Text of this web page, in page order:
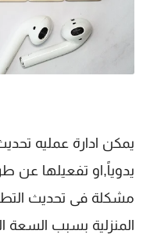
يمكن ادارة عمليه
يدوياً,او تفعيلها عن
مشكلة فى تحديث
المنزلية بسبب السعة